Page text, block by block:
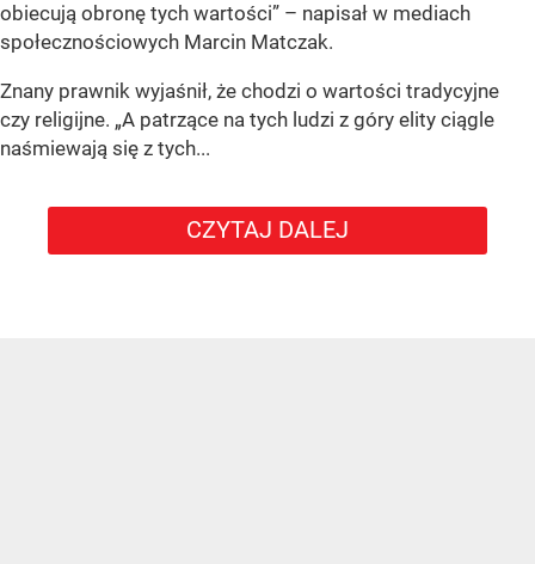
obiecują obronę tych wartości” – napisał w mediach
społecznościowych Marcin Matczak.
Znany prawnik wyjaśnił, że chodzi o wartości tradycyjne
czy religijne. „A patrzące na tych ludzi z góry elity ciągle
naśmiewają się z tych...
CZYTAJ DALEJ